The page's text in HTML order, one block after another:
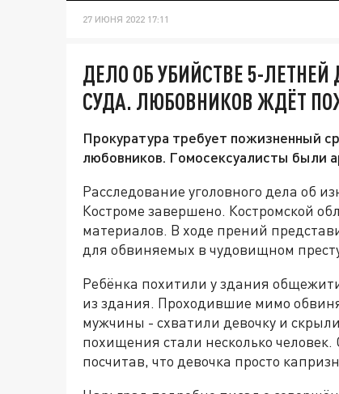
27 ИЮНЯ 2022 17:11
ДЕЛО ОБ УБИЙСТВЕ 5-
СУДА. ЛЮБОВНИКОВ ЖДЁТ
Прокуратура требует пожизненный
любовников. Гомосексуалисты были
Расследование уголовного дела об
Костроме завершено. Костромской
материалов. В ходе прений
для обвиняемых в чудовищном
Ребёнка похитили у здания
из здания. Проходившие мимо
мужчины - схватили девочку и
похищения стали несколько
посчитав, что девочка просто